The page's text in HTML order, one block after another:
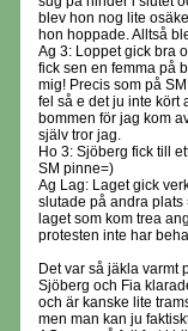
blev hon nog lite
hon hoppade. Alltså
Ag 3: Loppet gick bra
fick sen en femma på
mig! Precis som på
fel så e det ju inte kört
bommen för jag kom
själv tror jag.
Ho 3: Sjöberg fick till
SM pinne=)
Ag Lag: Laget gick
slutade på andra plats
laget som kom trea
protesten inte har
Det var så jäkla varmt
Sjöberg och Fia
och är kanske lite
men man kan ju